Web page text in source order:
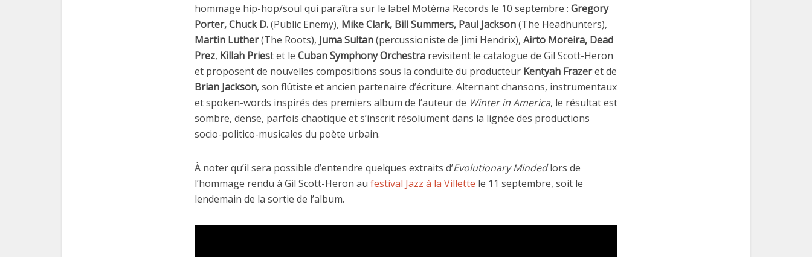
hommage hip-hop/soul qui paraîtra sur le label Motéma Records le 10 septembre : Gregory
Porter, Chuck D.(Public Enemy), Mike Clark, Bill Summers, Paul Jackson(The Headhunters),
Martin Luther(The Roots), Juma Sultan(percussioniste de Jimi Hendrix), Airto Moreira, Dead
Prez, Killah Priest et le Cuban Symphony Orchestra revisitent le catalogue de Gil Scott-Heron
et proposent de nouvelles compositions sous la conduite du producteur Kentyah Frazeret de
Brian Jackson, son flûtiste et ancien partenaire d’écriture. Alternant chansons, instrumentaux
et spoken-words inspirés des premiers album de l’auteur de Winter in America, le résultat est
sombre, dense, parfois chaotique et s’inscrit résolument dans la lignée des productions
socio-politico-musicales du poète urbain.
À noter qu’il sera possible d’entendre quelques extraits d’Evolutionary Mindedlors de
l’hommage rendu à Gil Scott-Heron au festival Jazz à la Villette le 11 septembre, soit le
lendemain de la sortie de l’album.